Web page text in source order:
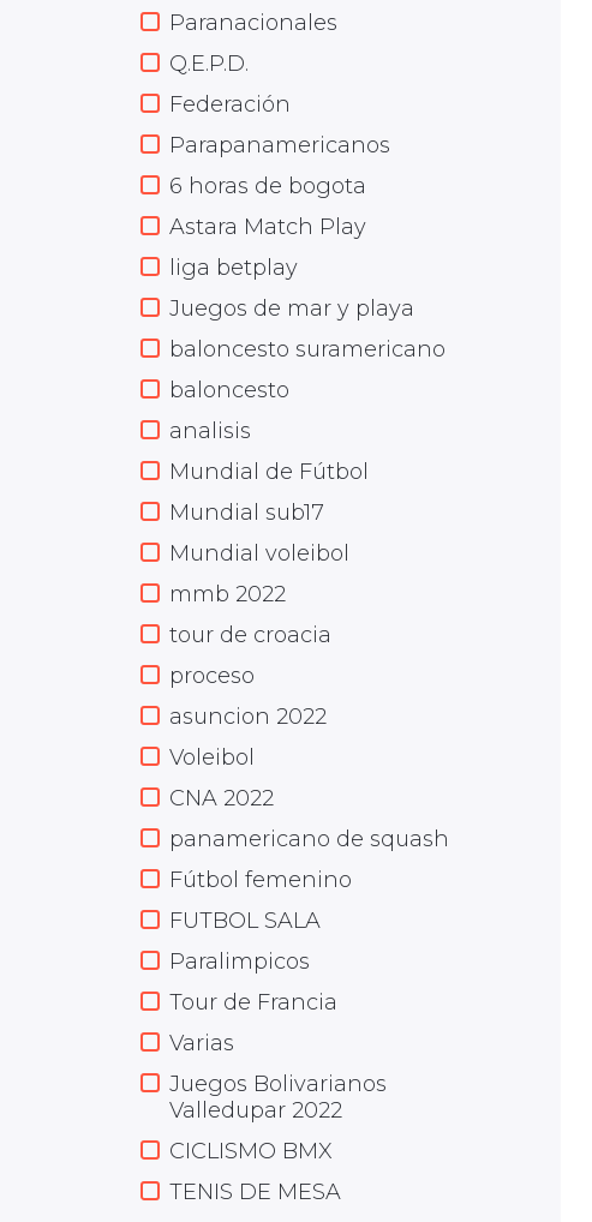
Paranacionales
Q.E.P.D.
Federación
Parapanamericanos
6 horas de bogota
Astara Match Play
liga betplay
Juegos de mar y playa
baloncesto suramericano
baloncesto
analisis
Mundial de Fútbol
Mundial sub17
Mundial voleibol
mmb 2022
tour de croacia
proceso
asuncion 2022
Voleibol
CNA 2022
panamericano de squash
Fútbol femenino
FUTBOL SALA
Paralimpicos
Tour de Francia
Varias
Juegos Bolivarianos
Valledupar 2022
CICLISMO BMX
TENIS DE MESA